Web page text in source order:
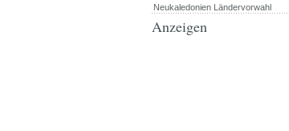
Neukaledonien Ländervorwahl
Anzeigen